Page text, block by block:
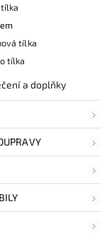
tílka
tílka
a doplňky